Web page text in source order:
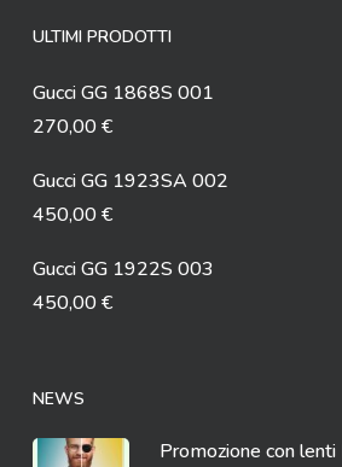
ULTIMI PRODOTTI
Gucci GG 1868S 001
270,00€
Gucci GG 1923SA 002
450,00€
Gucci GG 1922S 003
450,00€
NEWS
Promozione con